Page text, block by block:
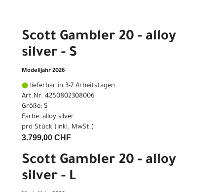
Scott Gambler 20 - alloy
silver - S
Modelljahr 2026
lieferbar in 3-7 Arbeitstagen
Art.Nr. 4250802308006
Größe: S
Farbe: alloy silver
pro Stück (inkl. MwSt.)
3.799,00 CHF
Scott Gambler 20 - alloy
silver - L